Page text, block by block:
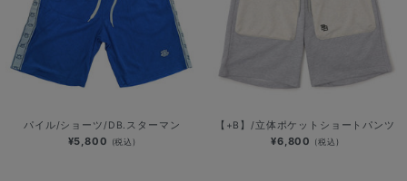
パイル/ショーツ/DB.スターマン
¥5,800 (税込)
【+B】/立体ポケットショートパンツ
¥6,800 (税込)